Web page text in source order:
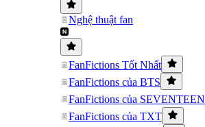
Nghệ thuật fan
FanFictions Tốt Nhất
FanFictions của BTS
FanFictions của SEVENTEEN
FanFictions của TXT